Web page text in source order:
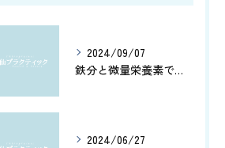
2024/09/07
鉄分と微量栄養素で健康管理
2024/06/27